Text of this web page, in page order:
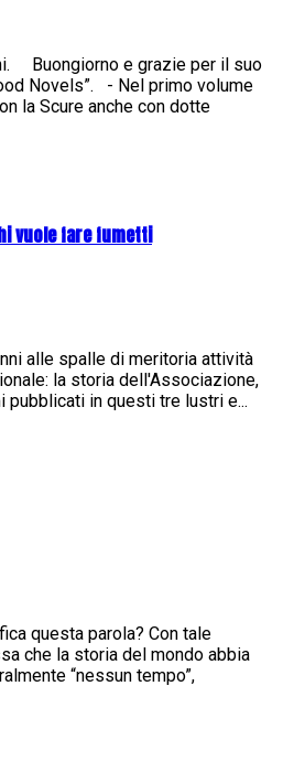
Buongiorno e grazie per il suo
Novels”. - Nel primo volume
la Scure anche con dotte
vuole fare fumetti
alle spalle di meritoria attività
la storia dell'Associazione,
in questi tre lustri e...
questa parola? Con tale
che la storia del mondo abbia
“nessun tempo”,